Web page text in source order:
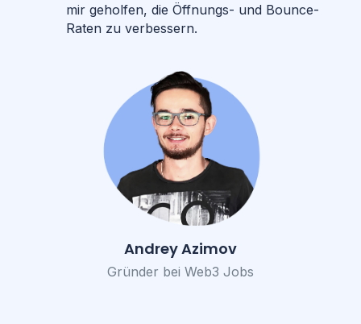
mir geholfen, die Öffnungs- und Bounce-
Raten zu verbessern.
Andrey Azimov
Gründer bei Web3 Jobs